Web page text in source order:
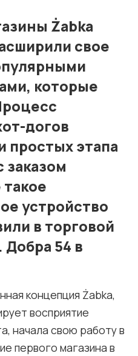
мира
материалов
Żabka
свое
которые
догов
простых этапа
заказом
устройство
в торговой
Добра 54 в
концепция Żabka,
восприятие
начала свою работу в
первого магазина в